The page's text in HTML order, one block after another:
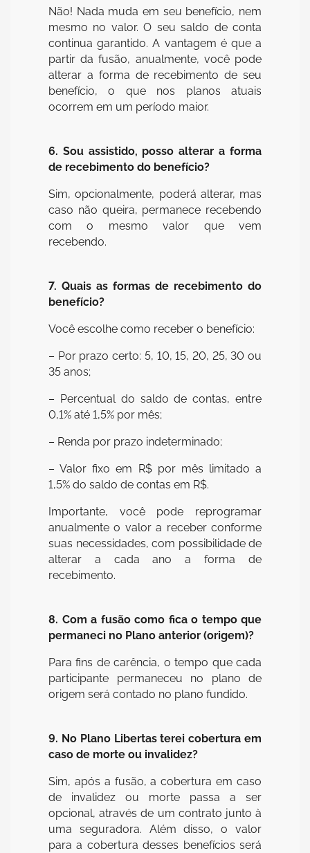
Não! Nada muda em seu benefício, nem
mesmo no valor. O seu saldo de conta
continua garantido. A vantagem é que a
partir da fusão, anualmente, você pode
alterar a forma de recebimento de seu
benefício, o que nos planos atuais
ocorrem em um período maior.
6. Sou assistido, posso alterar a forma
de recebimento do benefício?
Sim, opcionalmente, poderá alterar, mas
caso não queira, permanece recebendo
com o mesmo valor que vem
recebendo.
7. Quais as formas de recebimento do
benefício?
Você escolhe como receber o benefício:
– Por prazo certo: 5, 10, 15, 20, 25, 30 ou
35 anos;
– Percentual do saldo de contas, entre
0,1% até 1,5% por mês;
– Renda por prazo indeterminado;
– Valor fixo em R$ por mês limitado a
1,5% do saldo de contas em R$.
Importante, você pode reprogramar
anualmente o valor a receber conforme
suas necessidades, com possibilidade de
alterar a cada ano a forma de
recebimento.
8. Com a fusão como fica o tempo que
permaneci no Plano anterior (origem)?
Para fins de carência, o tempo que cada
participante permaneceu no plano de
origem será contado no plano fundido.
9. No Plano Libertas terei cobertura em
caso de morte ou invalidez?
Sim, após a fusão, a cobertura em caso
de invalidez ou morte passa a ser
opcional, através de um contrato junto à
uma seguradora. Além disso, o valor
para a cobertura desses benefícios será